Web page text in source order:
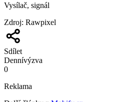
Vysílač, signál
Zdroj: Rawpixel
Sdílet
Dennívýzva
0
Reklama